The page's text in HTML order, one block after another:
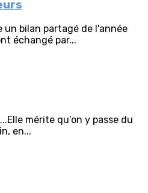
un bilan partagé de l'année
échangé par...
mérite qu’on y passe du
en...